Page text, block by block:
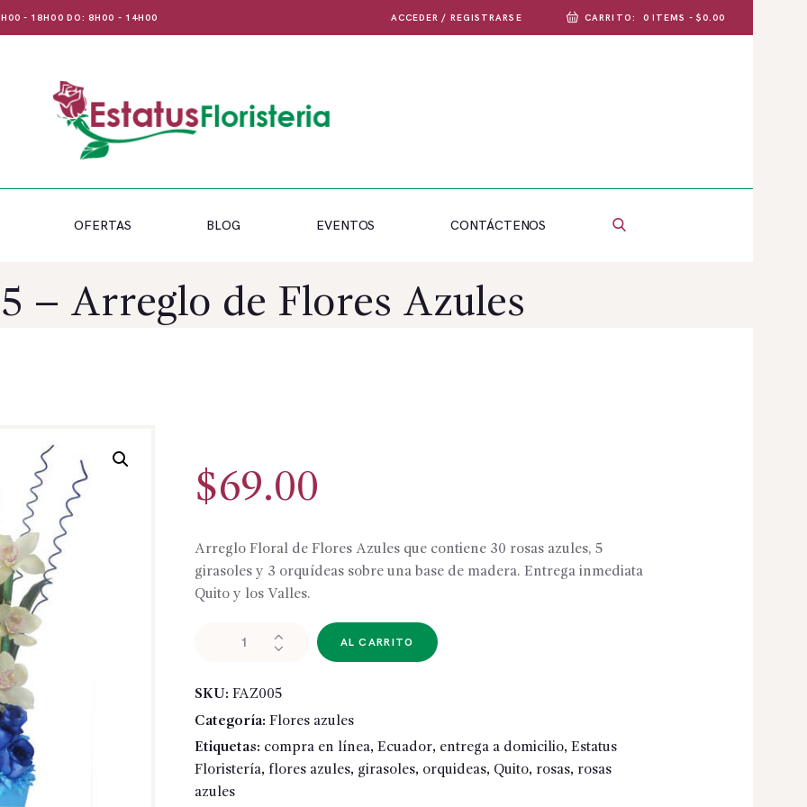
- 18H00 DO: 8H00 - 14H00 ACCEDER / REGISTRARSE CARRITO: 0 ITEMS - $0.00
OFERTAS BLOG EVENTOS CONTÁCTENOS
– Arreglo de Flores Azules
$69.00
Arreglo Floral de Flores Azules que contiene 30 rosas azules, 5
girasoles y 3 orquídeas sobre una base de madera. Entrega inmediata
Quito y los Valles.
de
Flores
Azules
cantidad
AL CARRITO
SKU: FAZ005
Categoría: Flores azules
Etiquetas: compra en línea, Ecuador, entrega a domicilio, Estatus
Floristería, flores azules, girasoles, orquideas, Quito, rosas, rosas
azules